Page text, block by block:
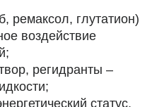
ремаксол, глутатион)
воздействие
регидранты –
статус,